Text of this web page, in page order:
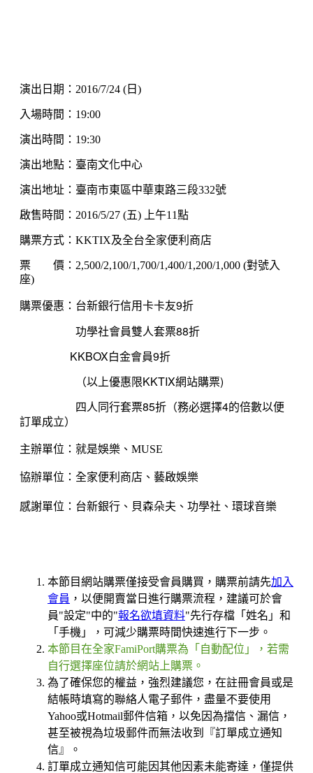
演出日期：2016/7/24 (日)
入場時間：19:00
演出時間：19:30
演出地點：臺南文化中心
演出地址：臺南市東區中華東路三段332號
啟售時間：2016/5/27 (五) 上午11點
購票方式：KKTIX及全台全家便利商店
票 價：2,500/2,100/1,700/1,400/1,200/1,000 (對號入
座)
購票優惠：台新銀行信用卡卡友9折
功學社會員雙人套票88折
KKBOX白金會員9折
（以上優惠限KKTIX網站購票)
四人同行套票85折（務必選擇4的倍數以便
訂單成立）
主辦單位：就是娛樂、MUSE
協辦單位：全家便利商店 、 藝啟娛樂
感謝單位：台新銀行、貝森朵夫、功學社、環球音樂
本節目網站購票僅接受會員購買，購票前請先加入
會員 ，以便開賣當日進行購票流程，建議可於會
員"設定"中的"報名欲填資料"先行存檔「姓名」和
「手機」，可減少購票時間快速進行下一步。
本節目在全家FamiPort購票為「自動配位」，若需
自行選擇座位請於網站上購票。
為了確保您的權益，強烈建議您，在註冊會員或是
結帳時填寫的聯絡人電子郵件，盡量不要使用
Yahoo或Hotmail郵件信箱，以免因為擋信、漏信，
甚至被視為垃圾郵件而無法收到『訂單成立通知
信』。
訂單成立通知信可能因其他因素未能寄達，僅提供